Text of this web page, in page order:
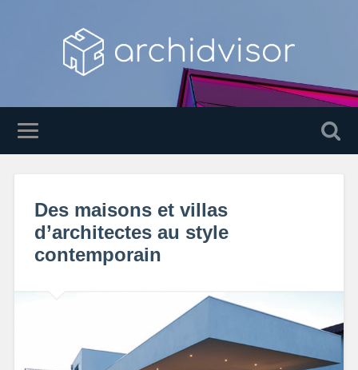
Des maisons et villas
d’architectes au style
contemporain